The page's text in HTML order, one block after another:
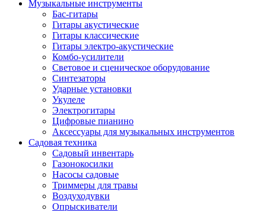
Музыкальные инструменты
Бас-гитары
Гитары акустические
Гитары классические
Гитары электро-акустические
Комбо-усилители
Световое и сценическое оборудование
Синтезаторы
Ударные установки
Укулеле
Электрогитары
Цифровые пианино
Аксессуары для музыкальных инструментов
Садовая техника
Садовый инвентарь
Газонокосилки
Насосы садовые
Триммеры для травы
Воздуходувки
Опрыскиватели